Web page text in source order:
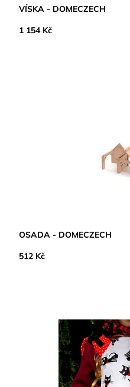
VÍSKA - DOMECZECH
1 154 Kč
OSADA - DOMECZECH
512 Kč